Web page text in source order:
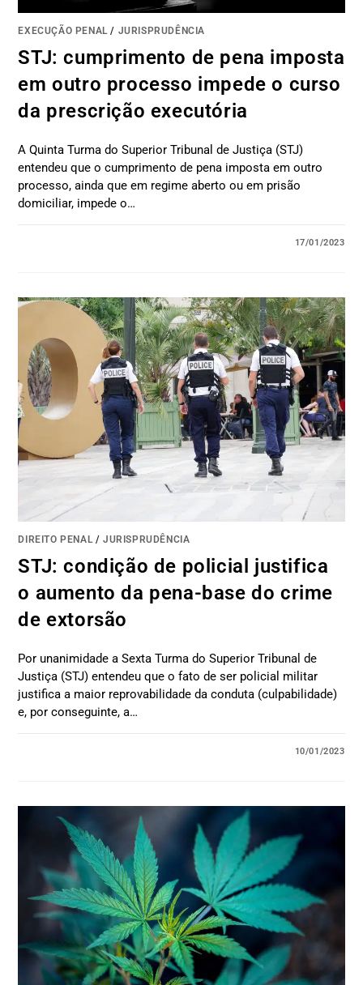
EXECUÇÃO PENAL/ JURISPRUDÊNCIA
STJ: cumprimento de pena imposta
em outro processo impede o curso
da prescrição executória
A Quinta Turma do Superior Tribunal de Justiça (STJ)
entendeu que o cumprimento de pena imposta em outro
processo, ainda que em regime aberto ou em prisão
domiciliar, impede o…
17/01/2023
DIREITO PENAL/JURISPRUDÊNCIA
STJ: condição de policial justifica
o aumento da pena-base do crime
de extorsão
Por unanimidade a Sexta Turma do Superior Tribunal de
Justiça (STJ) entendeu que o fato de ser policial militar
justifica a maior reprovabilidade da conduta (culpabilidade)
e, por conseguinte, a…
10/01/2023